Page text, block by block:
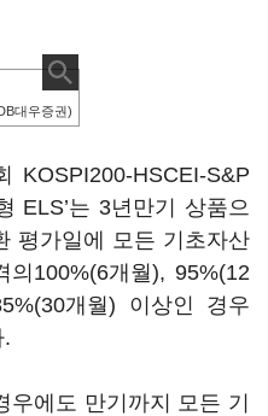
대우증권)
KOSPI200-HSCEI-S&P
ELS’는 3년만기 상품으
평가일에 모든 기초자산
의100%(6개월), 95%(12
개월) 이상인 경우
에도 만기까지 모든 기